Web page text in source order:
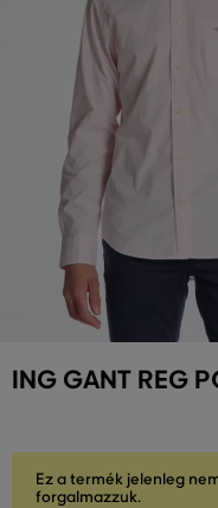
ING GANT REG
Ez a termék jelenleg
forgalmazzuk.